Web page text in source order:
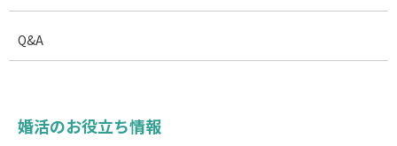
Q&A
婚活のお役立ち情報